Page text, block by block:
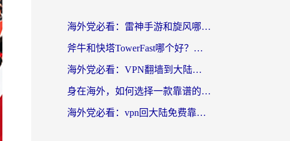
海外党必看：雷神手游和旋风哪个好？3分钟选对回国加速器，无缝刷国内剧玩游戏
斧牛和快塔TowerFast哪个好？海外党如何选对回国加速器
海外党必看：VPN翻墙到大陆的实用指南——从看CCTV5到选加速器，一篇全搞定
身在海外，如何选择一款靠谱的加速国内网络的加速器？
海外党必看：vpn回大陆免费靠谱吗？3步选对加速器实现无缝刷国内资源